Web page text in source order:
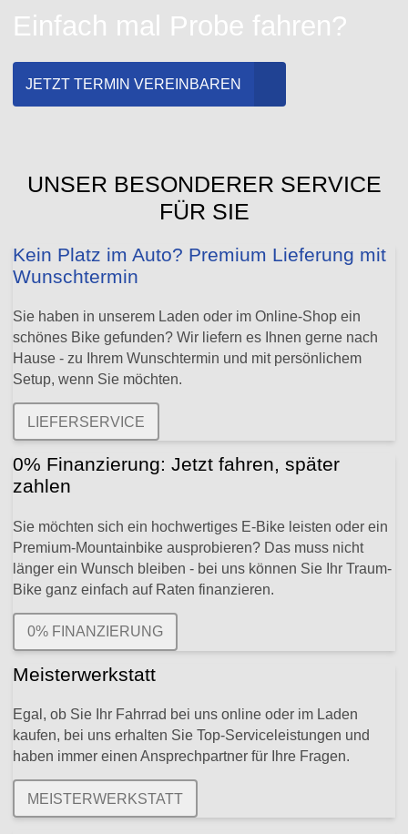
Einfach mal Probe fahren?
JETZT TERMIN VEREINBAREN
UNSER BESONDERER SERVICE
FÜR SIE
Kein Platz im Auto? Premium Lieferung mit
Wunschtermin
Sie haben in unserem Laden oder im Online-Shop ein
schönes Bike gefunden? Wir liefern es Ihnen gerne nach
Hause - zu Ihrem Wunschtermin und mit persönlichem
Setup, wenn Sie möchten.
LIEFERSERVICE
0% Finanzierung: Jetzt fahren, später
zahlen
Sie möchten sich ein hochwertiges E-Bike leisten oder ein
Premium-Mountainbike ausprobieren? Das muss nicht
länger ein Wunsch bleiben - bei uns können Sie Ihr Traum-
Bike ganz einfach auf Raten finanzieren.
0% FINANZIERUNG
Meisterwerkstatt
Egal, ob Sie Ihr Fahrrad bei uns online oder im Laden
kaufen, bei uns erhalten Sie Top-Serviceleistungen und
haben immer einen Ansprechpartner für Ihre Fragen.
MEISTERWERKSTATT